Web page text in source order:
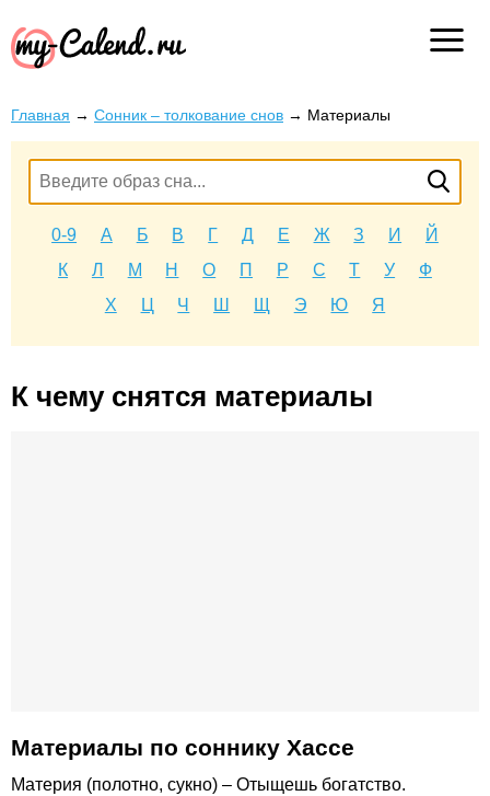
Главная → Сонник – толкование снов → Материалы
0-9 А Б В Г Д Е Ж З И
Й
К
Л М Н О П Р С Т У
Ф
Х
Ц Ч Ш Щ Э Ю Я
К чему снятся материалы
Материалы по соннику Хассе
Материя (полотно, сукно) – Отыщешь богатство.